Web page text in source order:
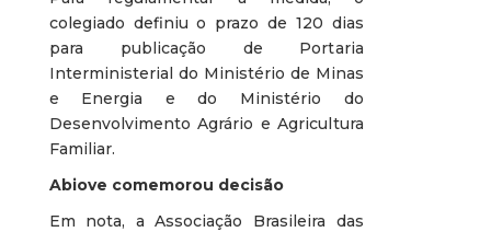
colegiado definiu o prazo de 120 dias
para publicação de Portaria
Interministerial do Ministério de Minas
e Energia e do Ministério do
Desenvolvimento Agrário e Agricultura
Familiar.
Abiove comemorou decisão
Em nota, a Associação Brasileira das